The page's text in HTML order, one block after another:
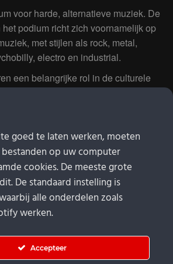
voor harde, alternatieve muziek. De
podium richt zich voornamelijk op
met stijlen als rock, metal,
electro en industrial.
een belangrijke rol in de culturele
francis@baroeg.nl
goed te laten werken, moeten
op uw computer
cookies. De meeste grote
De standaard instelling is
alle onderdelen zoals
werken.
Accepteer